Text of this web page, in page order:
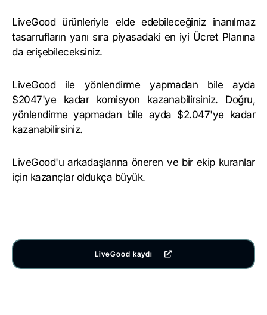
LiveGood ürünleriyle elde edebileceğiniz inanılmaz
tasarrufların yanı sıra piyasadaki en iyi Ücret Planına
da erişebileceksiniz.
LiveGood ile yönlendirme yapmadan bile ayda
$2047'ye kadar komisyon kazanabilirsiniz. Doğru,
yönlendirme yapmadan bile ayda $2.047'ye kadar
kazanabilirsiniz.
LiveGood'u arkadaşlarına öneren ve bir ekip kuranlar
için kazançlar oldukça büyük.
LiveGood kaydı